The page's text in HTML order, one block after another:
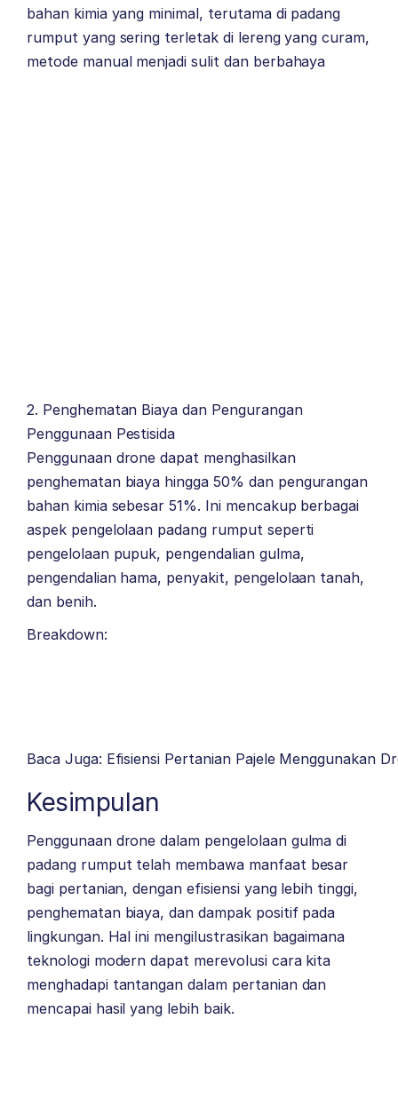
bahan kimia yang minimal, terutama di padang
rumput yang sering terletak di lereng yang curam,
metode manual menjadi sulit dan berbahaya
2. Penghematan Biaya dan Pengurangan
Penggunaan Pestisida
Penggunaan drone dapat menghasilkan
penghematan biaya hingga 50% dan pengurangan
bahan kimia sebesar 51%. Ini mencakup berbagai
aspek pengelolaan padang rumput seperti
pengelolaan pupuk, pengendalian gulma,
pengendalian hama, penyakit, pengelolaan tanah,
dan benih.
Breakdown:
Baca Juga: Efisiensi Pertanian Pajele Menggunakan
Kesimpulan
Penggunaan drone dalam pengelolaan gulma di
padang rumput telah membawa manfaat besar
bagi pertanian, dengan efisiensi yang lebih tinggi,
penghematan biaya, dan dampak positif pada
lingkungan. Hal ini mengilustrasikan bagaimana
teknologi modern dapat merevolusi cara kita
menghadapi tantangan dalam pertanian dan
mencapai hasil yang lebih baik.